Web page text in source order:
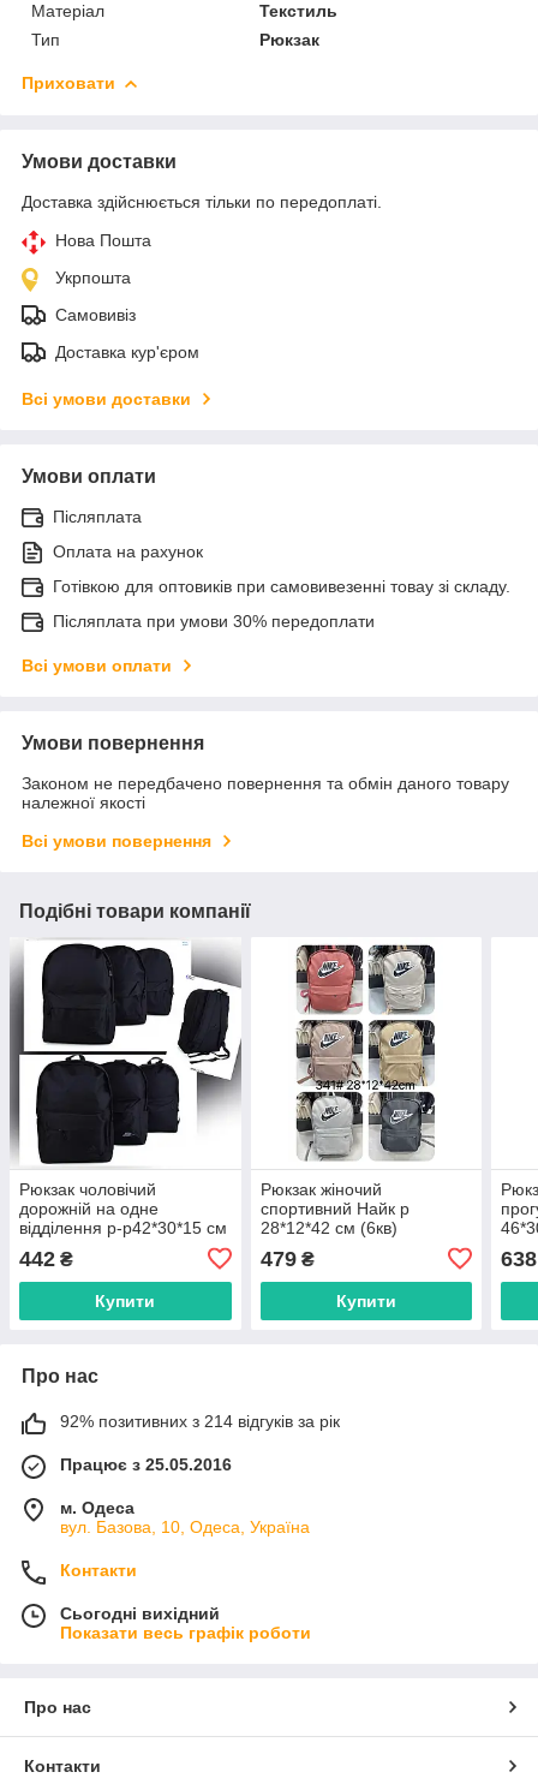
Матеріал
Текстиль
Тип
Рюкзак
Приховати
Умови доставки
Доставка здійснюється тільки по передоплаті.
Нова Пошта
Укрпошта
Самовивіз
Доставка кур'єром
Всі умови доставки
Умови оплати
Післяплата
Оплата на рахунок
Готівкою для оптовиків при самовивезенні товау зі складу.
Післяплата при умови 30% передоплати
Всі умови оплати
Умови повернення
Законом не передбачено повернення та обмін даного товару
належної якості
Всі умови повернення
Подібні товари компанії
Рюкзак чоловічий
дорожній на одне
відділення р-р42*30*15 см
недорогого гуртом від
прямого постачальника
442 ₴
Купити
Рюкзак жіночий
спортивний Найк р
28*12*42 см (6кв)
гуртом від прямого
постачальника
479₴
Купити
638
Про нас
92% позитивних з 214 відгуків за рік
Працює з 25.05.2016
м. Одеса
вул. Базова, 10, Одеса, Україна
Контакти
Сьогодні вихідний
Показати весь графік роботи
Про нас
Контакти